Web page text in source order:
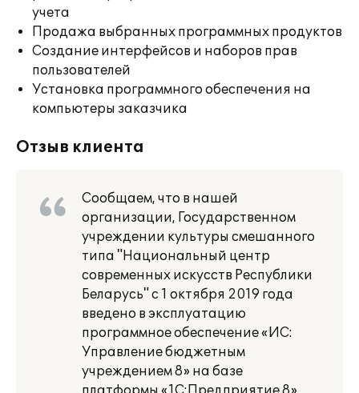
учета
Продажа выбранных программных продуктов
Создание интерфейсов и наборов прав
пользователей
Установка программного обеспечения на
компьютеры заказчика
Отзыв клиента
Сообщаем, что в нашей
организации, Государственном
учреждении культуры смешанного
типа "Национальный центр
современных искусств Республики
Беларусь" с 1 октября 2019 года
введено в эксплуатацию
программное обеспечение «ИС:
Управление бюджетным
учреждением 8» на базе